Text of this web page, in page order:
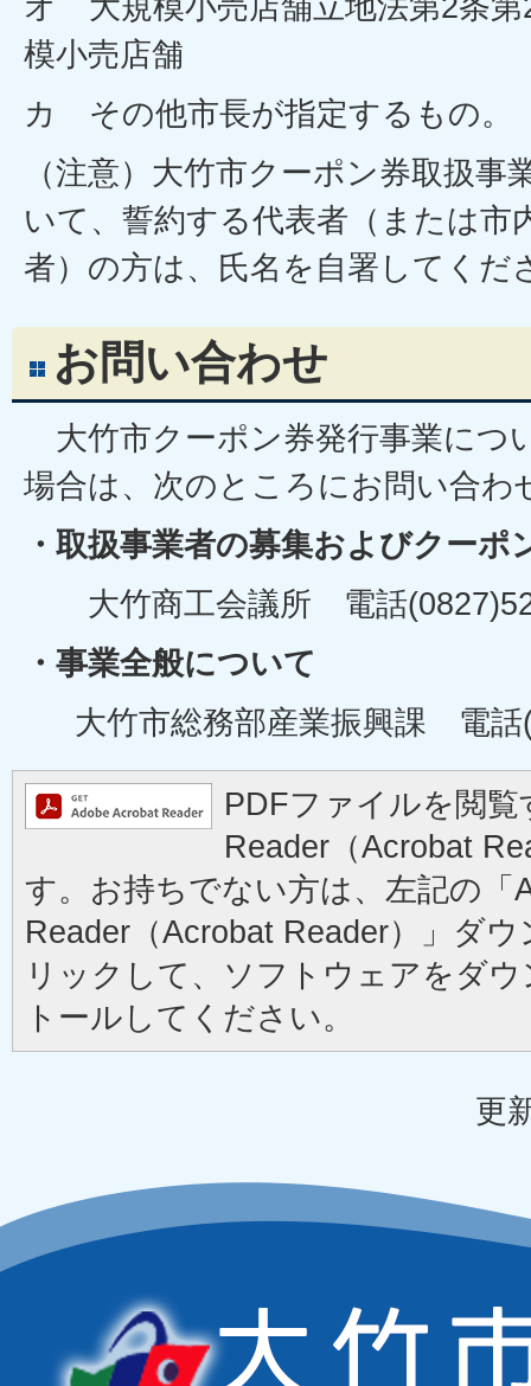
模小売店舗
カ その他市長が指定するもの。
（注意）大竹市クーポン券取扱事
いて、誓約する代表者（または市
者）の方は、氏名を自署してくだ
お問い合わせ
大竹市クーポン券発行事業につ
場合は、次のところにお問い合
・取扱事業者の募集およびクーポ
大竹商工会議所 電話
・事業全般について
大竹市総務部産業振興課 電話
PDFファイルを閲
Reader（Acrobat
す。お持ちでない方は、左記の「
Reader（Acrobat Reader）」ダ
リックして、ソフトウェアをダ
トールしてください。
更